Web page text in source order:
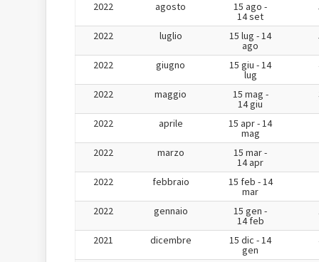
2022 agosto 15 ago -
14 set
2022 luglio 15 lug - 14
ago
2022 giugno 15 giu - 14
lug
2022 maggio 15 mag -
14 giu
2022 aprile 15 apr - 14
mag
2022 marzo 15 mar -
14 apr
2022 febbraio 15 feb - 14
mar
2022 gennaio 15 gen -
14 feb
2021 dicembre 15 dic - 14
gen